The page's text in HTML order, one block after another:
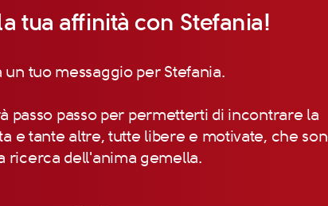
tua affinità con Stefania!
un tuo messaggio per Stefania.
passo passo per permetterti di incontrare la
e tante altre, tutte libere e motivate, che
ricerca dell'anima gemella.